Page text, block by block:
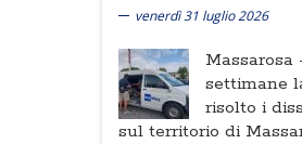
venerdì 31 luglio 2026
Massarosa
settimane
risolto i
sul territorio di